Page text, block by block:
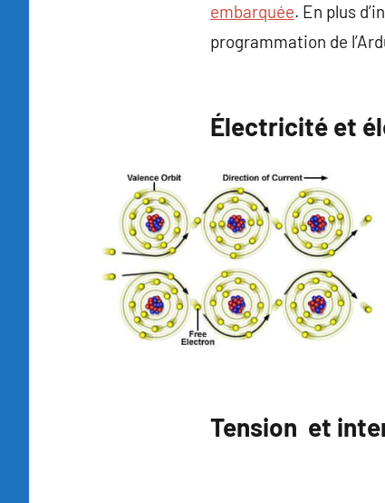
embarquée. En plus
programmation de
Électricité et
Tension et